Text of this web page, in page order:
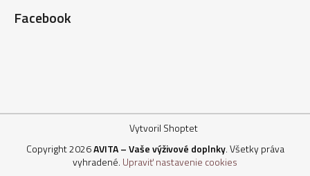
Facebook
Vytvoril Shoptet
Copyright 2026AVITA – Vaše výživové doplnky. Všetky práva
vyhradené. Upraviť nastavenie cookies